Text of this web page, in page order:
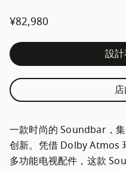
¥82,980
設
一款时尚的 Soundbar，
创新。凭借 Dolby Atmos
多功能电视配件，这款